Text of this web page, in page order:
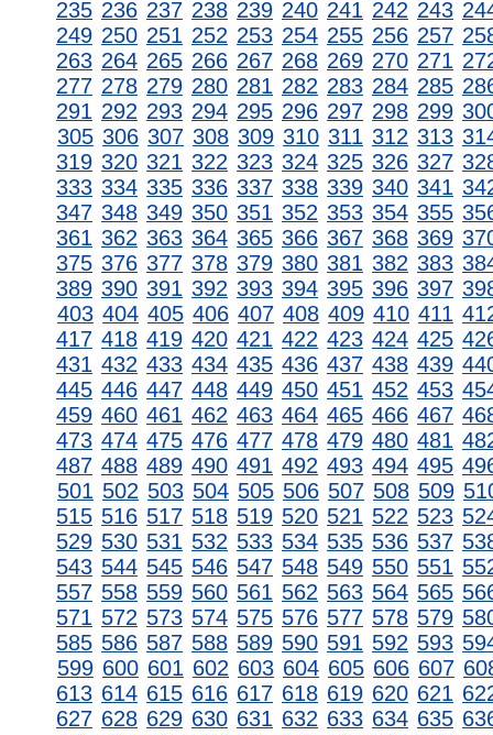
235 236 237 238 239 240 241 242 243
249 250 251 252 253 254 255 256 257
263 264 265 266 267 268 269 270 271
277 278 279 280 281 282 283 284 285
291 292 293 294 295 296 297 298 299
305 306 307 308 309 310 311 312 313
319 320 321 322 323 324 325 326 327
333 334 335 336 337 338 339 340 341
347 348 349 350 351 352 353 354 355
361 362 363 364 365 366 367 368 369
375 376 377 378 379 380 381 382 383
389 390 391 392 393 394 395 396 397
403 404 405 406 407 408 409 410 411
417 418 419 420 421 422 423 424 425
431 432 433 434 435 436 437 438 439
445 446 447 448 449 450 451 452 453
459 460 461 462 463 464 465 466 467
473 474 475 476 477 478 479 480 481
487 488 489 490 491 492 493 494 495
501 502 503 504 505 506 507 508 509
515 516 517 518 519 520 521 522 523
529 530 531 532 533 534 535 536 537
543 544 545 546 547 548 549 550 551
557 558 559 560 561 562 563 564 565
571 572 573 574 575 576 577 578 579
585 586 587 588 589 590 591 592 593
599 600 601 602 603 604 605 606 607
613 614 615 616 617 618 619 620 621
627 628 629 630 631 632 633 634 635